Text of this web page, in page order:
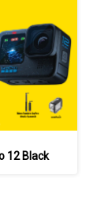
12 Black